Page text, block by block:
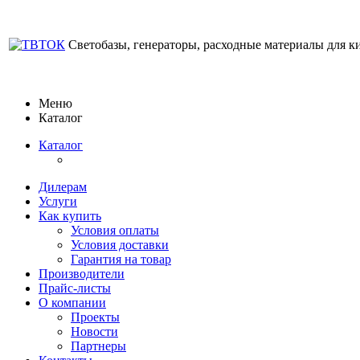
Светобазы, генераторы, расходные материалы для
Меню
Каталог
Каталог
Дилерам
Услуги
Как купить
Условия оплаты
Условия доставки
Гарантия на товар
Производители
Прайс-листы
О компании
Проекты
Новости
Партнеры